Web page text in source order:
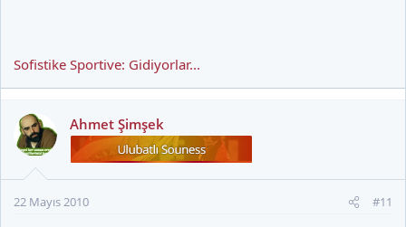
Sofistike Sportive: Gidiyorlar...
Ahmet Şimşek
22 Mayıs 2010 #11